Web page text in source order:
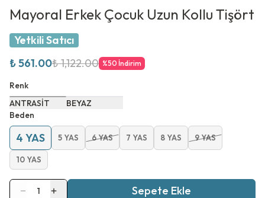
Mayoral Erkek Çocuk Uzun Kollu Tişört
Yetkili Satıcı
₺ 561.00₺ 1,122.00 %50 İndirim
Renk
ANTRASİT
BEYAZ
Beden
4 YAS 5 YAS 6 YAS 7 YAS 8 YAS 9 YAS
10 YAS
1 Sepete Ekle